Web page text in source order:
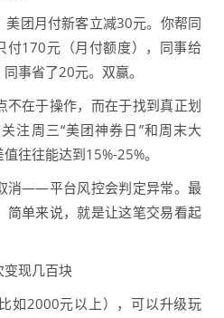
团月付新客立减30元。你帮同
付170元（月付额度），同事给
事省了20元。双赢。
不在于操作，而在于找到真正划
注周三“美团神券日”和周末大
往往能达到15%-25%。
消——平台风控会判定异常。最
简单来说，就是让这笔交易看起
变现几百块
如2000元以上），可以升级玩